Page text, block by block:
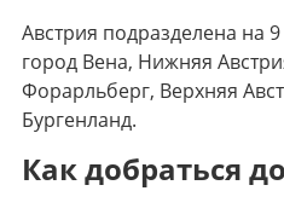
Австрия подразделена на
город Вена, Нижняя
Форарльберг, Верхняя
Бургенланд.
Как добраться